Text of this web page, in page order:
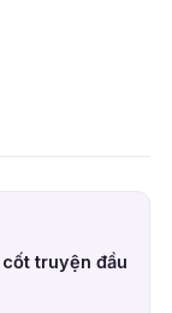
truyện đầu